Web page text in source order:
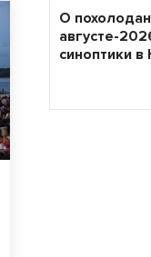
О
августе-
синоптики